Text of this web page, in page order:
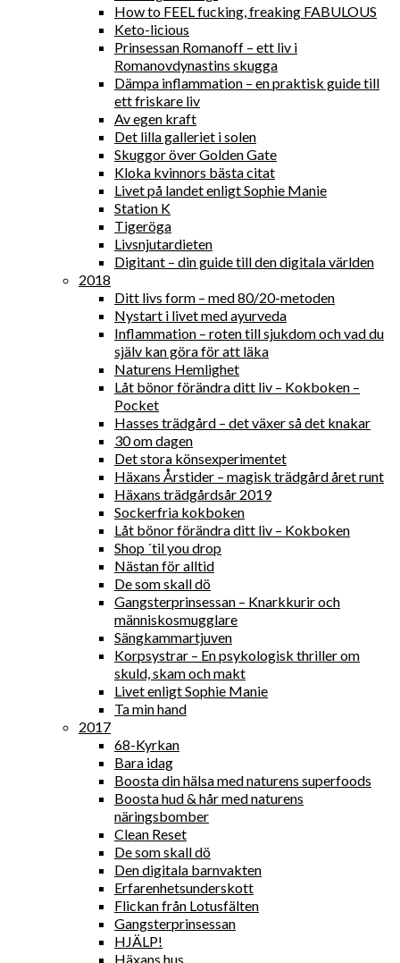
How to FEEL fucking, freaking FABULOUS
Keto-licious
Prinsessan Romanoff – ett liv i
Romanovdynastins skugga
Dämpa inflammation – en praktisk guide till
ett friskare liv
Av egen kraft
Det lilla galleriet i solen
Skuggor över Golden Gate
Kloka kvinnors bästa citat
Livet på landet enligt Sophie Manie
Station K
Tigeröga
Livsnjutardieten
Digitant – din guide till den digitala världen
2018
Ditt livs form – med 80/20-metoden
Nystart i livet med ayurveda
Inflammation – roten till sjukdom och vad du
själv kan göra för att läka
Naturens Hemlighet
Låt bönor förändra ditt liv – Kokboken –
Pocket
Hasses trädgård – det växer så det knakar
30 om dagen
Det stora könsexperimentet
Häxans Årstider – magisk trädgård året runt
Häxans trädgårdsår 2019
Sockerfria kokboken
Låt bönor förändra ditt liv – Kokboken
Shop ´til you drop
Nästan för alltid
De som skall dö
Gangsterprinsessan – Knarkkurir och
människosmugglare
Sängkammartjuven
Korpsystrar – En psykologisk thriller om
skuld, skam och makt
Livet enligt Sophie Manie
Ta min hand
2017
68-Kyrkan
Bara idag
Boosta din hälsa med naturens superfoods
Boosta hud & hår med naturens
näringsbomber
Clean Reset
De som skall dö
Den digitala barnvakten
Erfarenhetsunderskott
Flickan från Lotusfälten
Gangsterprinsessan
HJÄLP!
Häxans hus